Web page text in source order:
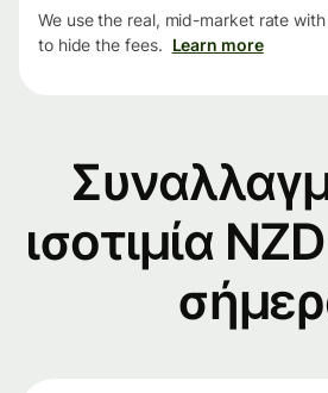
We use the real, mid-market rate
to hide the fees. Learn more
ισοτιμία